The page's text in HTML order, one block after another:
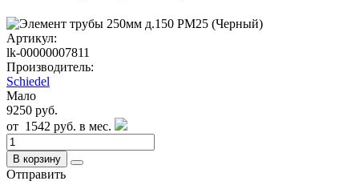
Артикул:
lk-00000007811
Производитель:
Schiedel
Мало
9250 руб.
от 1542 руб. в мес.
В корзину
Отправить